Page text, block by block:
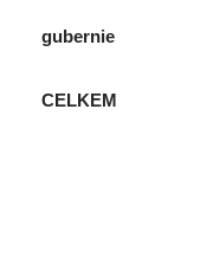
gubernie
CELKEM